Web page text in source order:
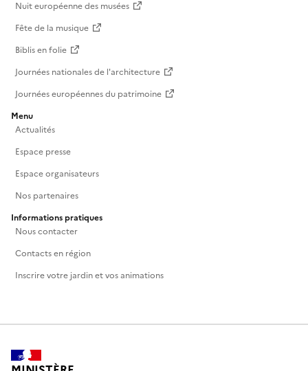
Nuit européenne des musées
Fête de la musique
Biblis en folie
Journées nationales de l'architecture
Journées européennes du patrimoine
Menu
Actualités
Espace presse
Espace organisateurs
Nos partenaires
Informations pratiques
Nous contacter
Contacts en région
Inscrire votre jardin et vos animations